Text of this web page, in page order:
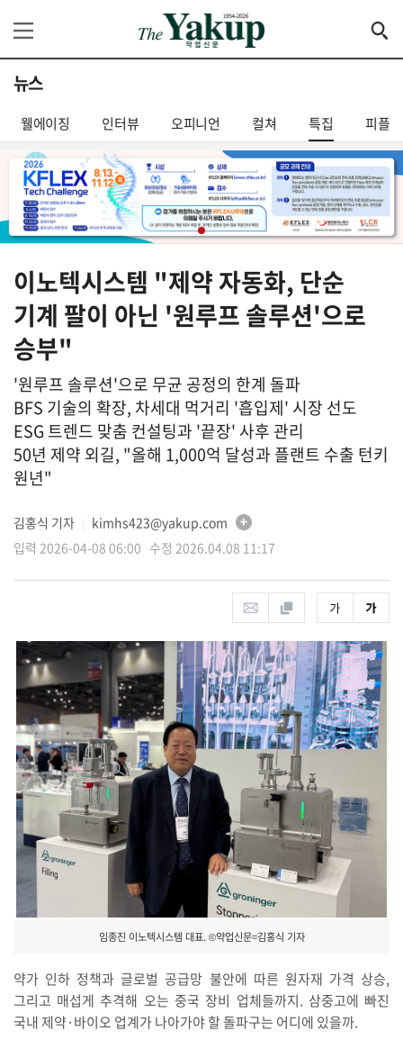
뉴스
웰에이징 인터뷰 오피니언 컬쳐 특집 피플
이노텍시스템 "제약 자동화, 단순
기계 팔이 아닌 '원루프 솔루션'으로
승부"
'원루프 솔루션'으로 무균 공정의 한계 돌파
BFS 기술의 확장, 차세대 먹거리 '흡입제' 시장 선도
ESG 트렌드 맞춤 컨설팅과 '끝장' 사후 관리
50년 제약 외길, "올해 1,000억 달성과 플랜트 수출 턴키
원년"
김홍식 기자
kimhs423@yakup.com
입력 2026-04-08 06:00 수정 2026.04.08 11:17
임종진 이노텍시스템 대표. ©약업신문=김홍식 기자
약가 인하 정책과 글로벌 공급망 불안에 따른 원자재 가격 상승,
그리고 매섭게 추격해 오는 중국 장비 업체들까지. 삼중고에 빠진
국내 제약·바이오 업계가 나아가야 할 돌파구는 어디에 있을까.